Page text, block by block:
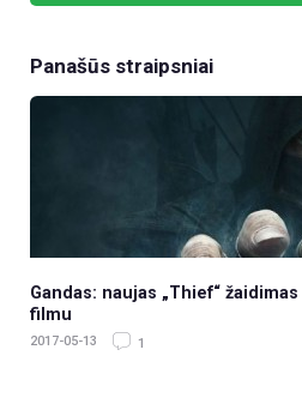
Panašūs straipsniai
Gandas: naujas „Thief“
filmu
2017-05-13 1